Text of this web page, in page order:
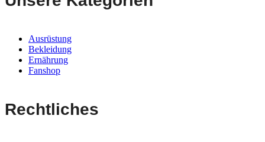
Ausrüstung
Bekleidung
Ernährung
Fanshop
Rechtliches